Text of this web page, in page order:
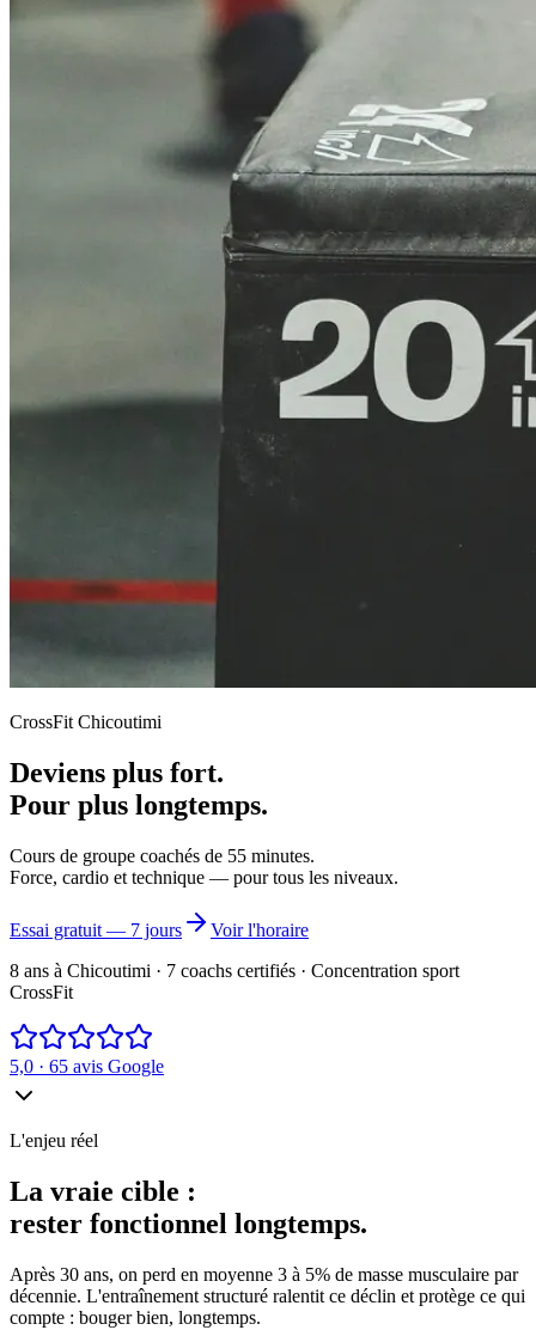
CrossFit Chicoutimi
Deviens plus fort.
Pour plus longtemps.
Cours de groupe coachés de 55 minutes.
Force, cardio et technique — pour tous les niveaux.
Essai gratuit — 7 jours
Voir l'horaire
8 ans à Chicoutimi · 7 coachs certifiés · Concentration sport
CrossFit
5,0 · 65 avis Google
L'enjeu réel
La vraie cible :
rester fonctionnel longtemps.
Après 30 ans, on perd en moyenne 3 à 5% de masse musculaire par
décennie. L'entraînement structuré ralentit ce déclin et protège ce qui
compte : bouger bien, longtemps.